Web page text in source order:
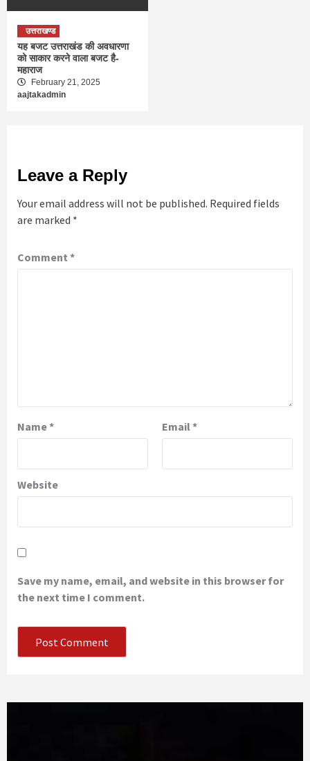
उत्तराखण्ड
यह बजट उत्तराखंड की अवधारणा
को साकार करने वाला बजट है-
महाराज
February 21, 2025
aajtakadmin
Leave a Reply
Your email address will not be published. Required fields
are marked *
Comment *
Name* Email*
Website
Save my name, email, and website in this browser for
the next time I comment.